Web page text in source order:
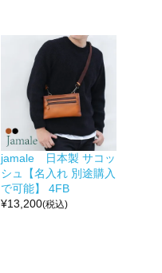
jamale 日本製 サコッ
シュ【名入れ 別途購入
で可能】 4FB
¥13,200(税込)